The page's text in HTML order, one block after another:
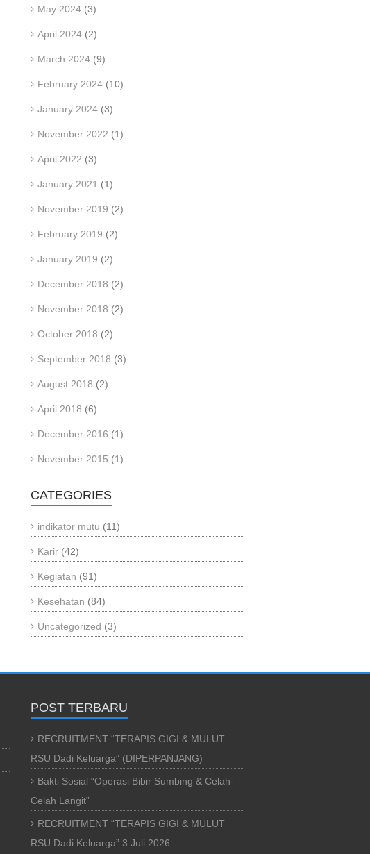
May 2024 (3)
April 2024 (2)
March 2024 (9)
February 2024 (10)
January 2024 (3)
November 2022 (1)
April 2022 (3)
January 2021 (1)
November 2019 (2)
February 2019 (2)
January 2019 (2)
December 2018 (2)
November 2018 (2)
October 2018 (2)
September 2018 (3)
August 2018 (2)
April 2018 (6)
December 2016 (1)
November 2015 (1)
CATEGORIES
indikator mutu (11)
Karir (42)
Kegiatan (91)
Kesehatan (84)
Uncategorized (3)
POST TERBARU
RECRUITMENT “TERAPIS GIGI & MULUT
RSU Dadi Keluarga” (DIPERPANJANG)
Bakti Sosial “Operasi Bibir Sumbing & Celah-
Celah Langit”
RECRUITMENT “TERAPIS GIGI & MULUT
RSU Dadi Keluarga” 3 Juli 2026